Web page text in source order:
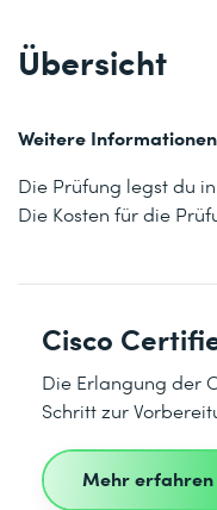
Übersicht
Weitere Informationen
Die Prüfung legst du
Die Kosten für die
Cisco
Die Erlangung der
Schritt zur
Mehr erfahren